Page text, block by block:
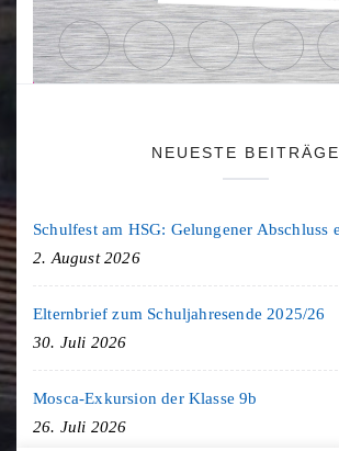
NEUESTE BEITRÄGE
2. August 2026
Elternbrief zum Schuljahresende 2025/26
30. Juli 2026
Mosca-Exkursion der Klasse 9b
26. Juli 2026